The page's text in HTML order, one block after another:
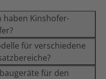
haben Kinshofer-
für verschiedene
für den